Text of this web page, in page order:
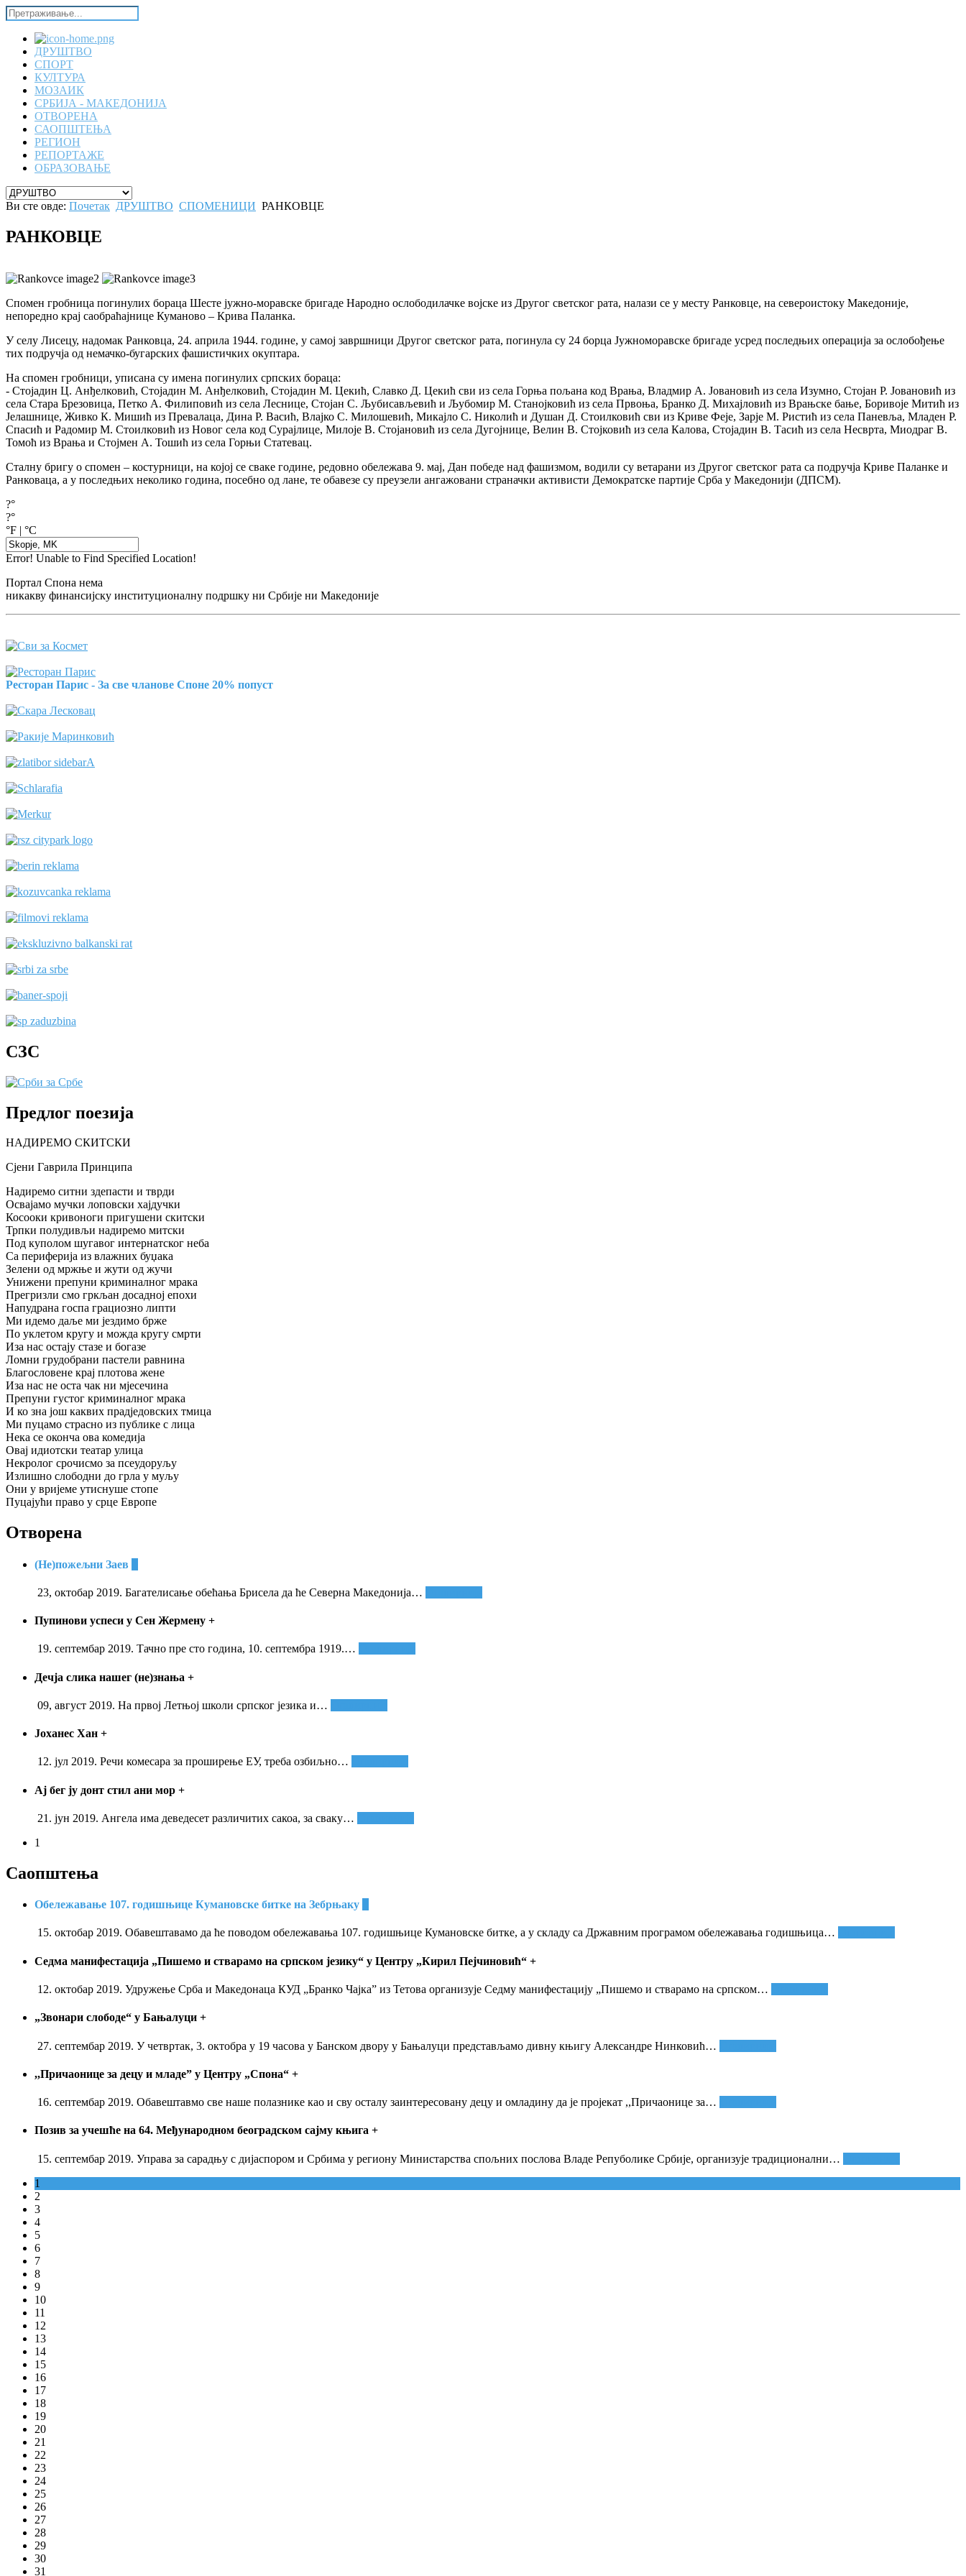
ДРУШТВО
СПОРТ
КУЛТУРА
МОЗАИК
СРБИЈА - МАКЕДОНИЈА
ОТВОРЕНА
САОПШТЕЊА
РЕГИОН
РЕПОРТАЖЕ
ОБРАЗОВАЊЕ
Ви сте овде: Почетак ДРУШТВО СПОМЕНИЦИ РАНКОВЦЕ
РАНКОВЦЕ
Спомен гробница погинулих бораца Шесте јужно-моравске бригаде Народно ослободилачке војске из Другог светског рата, налази се у месту Ранковце, на североистоку Македоније,
непоредно крај саобраћајнице Куманово – Крива Паланка.
У селу Лисецу, надомак Ранковца, 24. априла 1944. године, у самој завршници Другог светског рата, погинула су 24 борца Јужноморавске бригаде усред последњих операција за ослобођење
тих подручја од немачко-бугарских фашистичких окуптара.
На спомен гробници, уписана су имена погинулих српских бораца:
- Стојадин Ц. Анђелковић, Стојадин М. Анђелковић, Стојадин М. Цекић, Славко Д. Цекић сви из села Горња пољана код Врања, Владмир А. Јовановић из села Изумно, Стојан Р. Јовановић из
села Стара Брезовица, Петко А. Филиповић из села Леснице, Стојан С. Љубисављевић и Љубомир М. Станојковић из села Првоња, Бранко Д. Михајловић из Врањске бање, Боривоје Митић из
Јелашнице, Живко К. Мишић из Превалаца, Дина Р. Васић, Влајко С. Милошевић, Микајло С. Николић и Душан Д. Стоилковић сви из Криве Феје, Зарје М. Ристић из села Паневља, Младен Р.
Спасић и Радомир М. Стоилковић из Новог села код Сурајлице, Милоје В. Стојановић из села Дугојнице, Велин В. Стојковић из села Калова, Стојадин В. Тасић из села Несврта, Миодраг В.
Томоћ из Врања и Стојмен А. Тошић из села Горњи Статевац.
Сталну бригу о спомен – костурници, на којој се сваке године, редовно обележава 9. мај, Дан победе над фашизмом, водили су ветарани из Другог светског рата са подручја Криве Паланке и
Ранковаца, а у последњих неколико година, посебно од лане, те обавезе су преузели ангажовани страначки активисти Демократске партије Срба у Македонији (ДПСМ).
?°
?°
°F | °C
Error! Unable to Find Specified Location!
Портал Спона нема
никакву финансијску институционалну подршку ни Србије ни Македоније
Ресторан Парис - За све чланове Споне 20% попуст
СЗС
Предлог поезија
НАДИРЕМО СКИТСКИ
Сјени Гаврила Принципа
Надиремо ситни здепасти и тврди
Освајамо мучки лоповски хајдучки
Косооки кривоноги пригушени скитски
Трпки полудивљи надиремо митски
Под куполом шугавог интернатског неба
Са периферија из влажних буџака
Зелени од мржње и жути од жучи
Унижени препуни криминалног мрака
Прегризли смо гркљан досадној епохи
Напудрана госпа грациозно липти
Ми идемо даље ми јездимо брже
По уклетом кругу и можда кругу смрти
Иза нас остају стазе и богазе
Ломни грудобрани пастели равнина
Благословене крај плотова жене
Иза нас не оста чак ни мјесечина
Препуни густог криминалног мрака
И ко зна још каквих прадједовских тмица
Ми пуцамо страсно из публике с лица
Нека се оконча ова комедија
Овај идиотски театар улица
Некролог срочисмо за псеудоруљу
Излишно слободни до грла у муљу
Они у вријеме утиснуше стопе
Пуцајући право у срце Европе
Отворена
(Не)пожељни Заев
23, октобар 2019. Багателисање обећања Брисела да ће Северна Македонија…
Пупинови успеси у Сен Жермену +
19. септембар 2019. Тачно пре сто година, 10. септембра 1919.…
Дечја слика нашег (не)знања +
09, август 2019. На првој Летњој школи српског језика и…
Јоханес Хан +
12. јул 2019. Речи комесара за проширење ЕУ, треба озбиљно…
Ај бег ју донт стил ани мор +
21. јун 2019. Ангела има деведесет различитих сакоа, за сваку…
1
Саопштења
Обележавање 107. годишњице Кумановске битке на Зебрњаку
15. октобар 2019. Обавештавамо да ће поводом обележавања 107. годишњице Кумановске битке, а у складу са Државним програмом обележавања годишњица…
Седма манифестација „Пишемо и стварамо на српском језику“ у Центру „Кирил Пејчиновић“ +
12. октобар 2019. Удружење Срба и Македонаца КУД „Бранко Чајка” из Тетова организује Седму манифестацију „Пишемо и стварамо на српском…
„Звонари слободе“ у Бањалуци +
27. септембар 2019. У четвртак, 3. октобра у 19 часова у Банском двору у Бањалуци представљамо дивну књигу Александре Нинковић…
,,Причаонице за децу и младе” у Центру „Спона“ +
16. септембар 2019. Обавештавмо све наше полазнике као и сву осталу заинтересовану децу и омладину да је пројекат ,,Причаонице за…
Позив за учешће на 64. Међународном београдском сајму књига +
15. септембар 2019. Управа за сарадњу с дијаспором и Србима у региону Министарства спољних послова Владе Репуболике Србије, организује традиционални…
1
2
3
4
5
6
7
8
9
10
11
12
13
14
15
16
17
18
19
20
21
22
23
24
25
26
27
28
29
30
31